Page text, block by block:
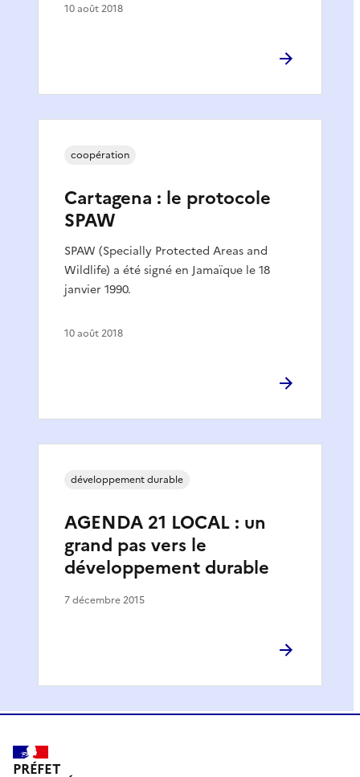
10 août 2018
Cartagena : le protocole
SPAW
SPAW (Specially Protected Areas and
Wildlife) a été signé en Jamaïque le 18
janvier 1990.
coopération
10 août 2018
AGENDA 21 LOCAL : un
grand pas vers le
développement durable
développement durable
7 décembre 2015
PRÉFET